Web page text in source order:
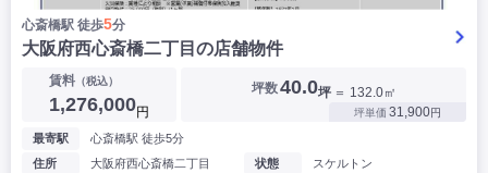
心斎橋駅 徒歩5分
大阪府西心斎橋二丁目の店舗物件
賃料 （税込）
1,276,000円
坪数40.0坪 ＝ 132.0㎡
坪単価 31,900円
最寄駅
心斎橋駅 徒歩5分
住所
大阪府西心斎橋二丁目
状態
スケルトン